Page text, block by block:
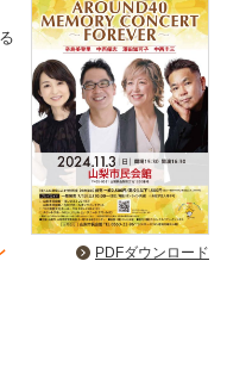
PDFダウンロード